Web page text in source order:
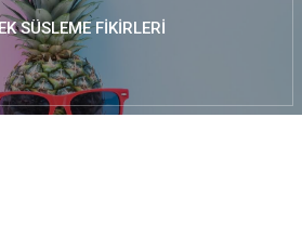
SÜSLEME FIKIRLERI